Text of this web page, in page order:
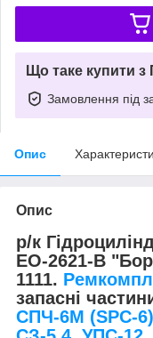
Що таке купити
Замовлення під
Опис
Опис
р/к
ЕО-2621-В
1111.
запасні
СПЧ-6М (SPС-6)